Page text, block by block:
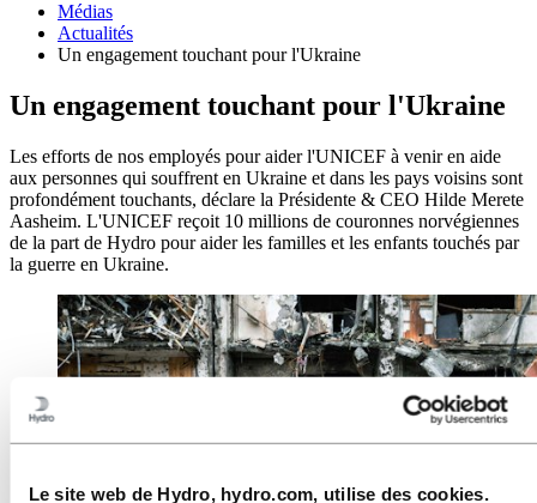
Le site web de Hydro, hydro.com, utilise des cookies.
Médias
Actualités
Un engagement touchant pour l'Ukraine
Un engagement touchant pour l'Ukraine
Les efforts de nos employés pour aider l'UNICEF à venir en aide
aux personnes qui souffrent en Ukraine et dans les pays voisins sont
profondément touchants, déclare la Présidente & CEO Hilde Merete
Aasheim. L'UNICEF reçoit 10 millions de couronnes norvégiennes
de la part de Hydro pour aider les familles et les enfants touchés par
la guerre en Ukraine.